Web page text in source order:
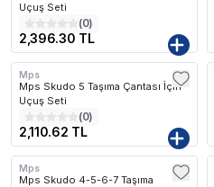
Uçuş Seti
(0)
2,396.30 TL
Mps
Mps Skudo 5 Taşıma Çantası İçin
Uçuş Seti
(0)
2,110.62 TL
Mps
Mps Skudo 4-5-6-7 Taşıma